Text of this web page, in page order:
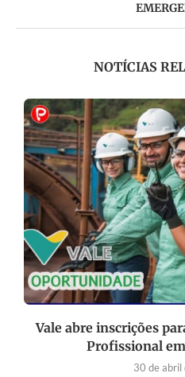
NOTÍCIAS
Vale abre inscrições
Profissional
30 de abril